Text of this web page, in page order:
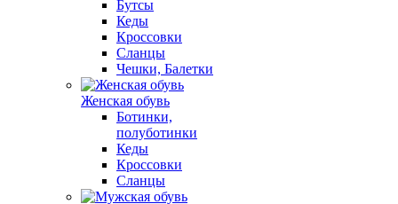
Бутсы
Кеды
Кроссовки
Сланцы
Чешки, Балетки
Женская обувь
Ботинки,
полуботинки
Кеды
Кроссовки
Сланцы